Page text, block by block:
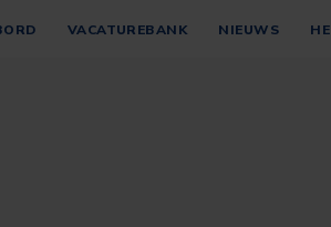
VACATUREBANK NIEUWS